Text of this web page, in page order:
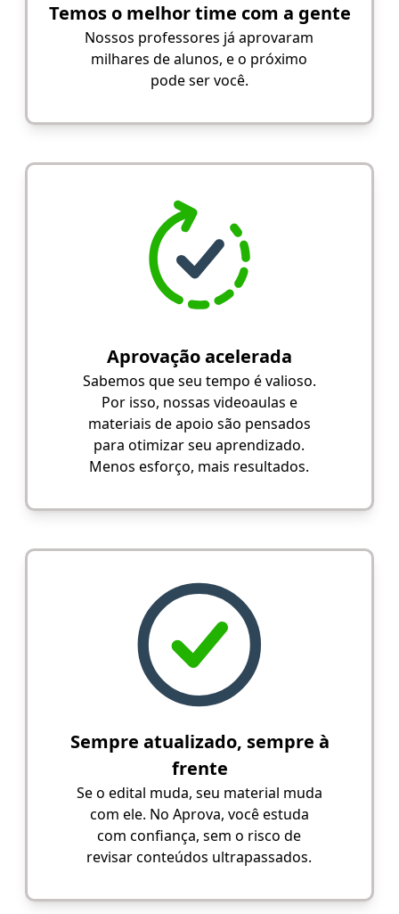
Temos o melhor time com a gente
Nossos professores já aprovaram
milhares de alunos, e o próximo
pode ser você.
Aprovação acelerada
Sabemos que seu tempo é valioso.
Por isso, nossas videoaulas e
materiais de apoio são pensados
para otimizar seu aprendizado.
Menos esforço, mais resultados.
Sempre atualizado, sempre à
frente
Se o edital muda, seu material muda
com ele. No Aprova, você estuda
com confiança, sem o risco de
revisar conteúdos ultrapassados.